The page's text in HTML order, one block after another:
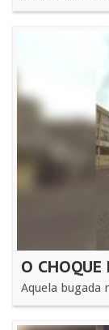
O
Aquela bugada